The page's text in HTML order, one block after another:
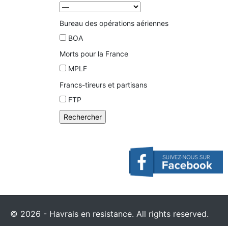
Bureau des opérations aériennes
BOA
Morts pour la France
MPLF
Francs-tireurs et partisans
FTP
© 2026 - Havrais en resistance. All rights reserved.